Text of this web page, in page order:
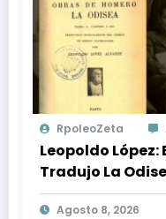
RpoleoZeta
Leopoldo López:
Tradujo La
Fenómeno
Agosto 8, 2026